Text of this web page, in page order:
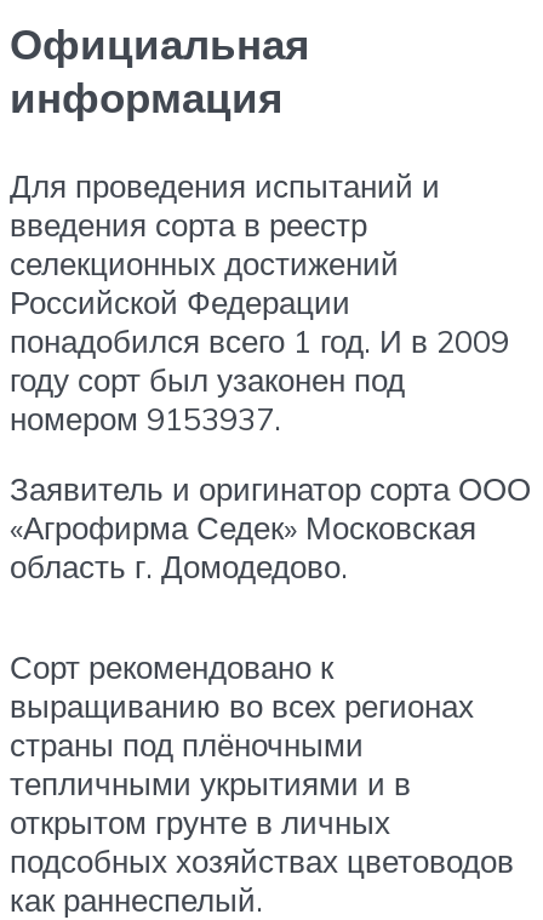
Официальная
информация
Для проведения испытаний и
введения сорта в реестр
селекционных достижений
Российской Федерации
понадобился всего 1 год. И в 2009
году сорт был узаконен под
номером 9153937.
Заявитель и оригинатор сорта ООО
«Агрофирма Седек» Московская
область г. Домодедово.
Сорт рекомендовано к
выращиванию во всех регионах
страны под плёночными
тепличными укрытиями и в
открытом грунте в личных
подсобных хозяйствах цветоводов
как раннеспелый.